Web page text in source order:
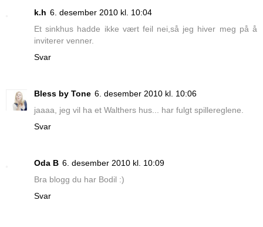
k.h 6. desember 2010 kl. 10:04
Et sinkhus hadde ikke vært feil nei,så jeg hiver meg på å
inviterer venner.
Svar
Bless by Tone 6. desember 2010 kl. 10:06
jaaaa, jeg vil ha et Walthers hus... har fulgt spillereglene.
Svar
Oda B 6. desember 2010 kl. 10:09
Bra blogg du har Bodil :)
Svar